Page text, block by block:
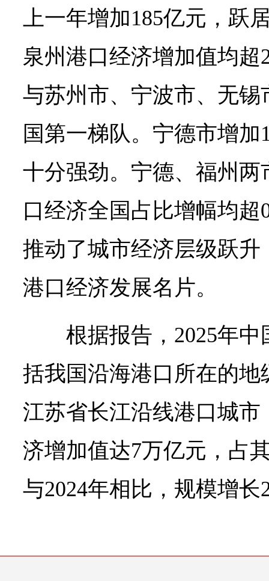
上一年增加185亿元，跃
泉州港口经济增加值均超
与苏州市、宁波市、无
国第一梯队。宁德市增加
十分强劲。宁德、福州
口经济全国占比增幅均
推动了城市经济层级跃
港口经济发展名片。
根据报告，2025年
括我国沿海港口所在的
江苏省长江沿线港口城市
济增加值达7万亿元，占
与2024年相比，规模增长